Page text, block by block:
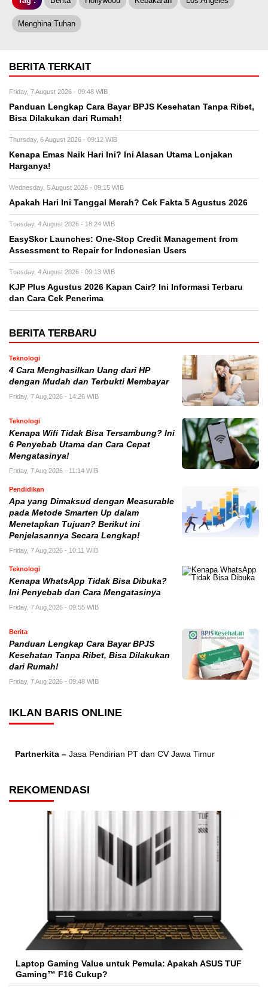
Menghina Tuhan
BERITA TERKAIT
Friday, 7 August 2026 - 09:48 WIB
Panduan Lengkap Cara Bayar BPJS Kesehatan Tanpa Ribet,
Bisa Dilakukan dari Rumah!
Thursday, 6 August 2026 - 09:12 WIB
Kenapa Emas Naik Hari Ini? Ini Alasan Utama Lonjakan
Harganya!
Wednesday, 5 August 2026 - 09:15 WIB
Apakah Hari Ini Tanggal Merah? Cek Fakta 5 Agustus 2026
Tuesday, 4 August 2026 - 18:24 WIB
EasySkor Launches: One-Stop Credit Management from
Assessment to Repair for Indonesian Users
Tuesday, 4 August 2026 - 09:13 WIB
KJP Plus Agustus 2026 Kapan Cair? Ini Informasi Terbaru
dan Cara Cek Penerima
BERITA TERBARU
Teknologi
4 Cara Menghasilkan Uang dari HP
dengan Mudah dan Terbukti Membayar
Friday, 7 Aug 2026 - 14:26 WIB
Teknologi
Kenapa Wifi Tidak Bisa Tersambung? Ini
6 Penyebab Utama dan Cara Cepat
Mengatasinya!
Friday, 7 Aug 2026 - 11:14 WIB
Pendidikan
Apa yang Dimaksud dengan Measurable
pada Metode Smarten Up dalam
Menetapkan Tujuan? Berikut ini
Penjelasannya Secara Lengkap!
Friday, 7 Aug 2026 - 10:11 WIB
Teknologi
Kenapa WhatsApp Tidak Bisa Dibuka?
Ini Penyebab dan Cara Mengatasinya
Friday, 7 Aug 2026 - 09:55 WIB
Berita
Panduan Lengkap Cara Bayar BPJS
Kesehatan Tanpa Ribet, Bisa Dilakukan
dari Rumah!
Friday, 7 Aug 2026 - 09:48 WIB
IKLAN BARIS ONLINE
Partnerkita – Jasa Pendirian PT dan CV Jawa Timur
REKOMENDASI
Laptop Gaming Value untuk Pemula: Apakah ASUS TUF
Gaming™ F16 Cukup?